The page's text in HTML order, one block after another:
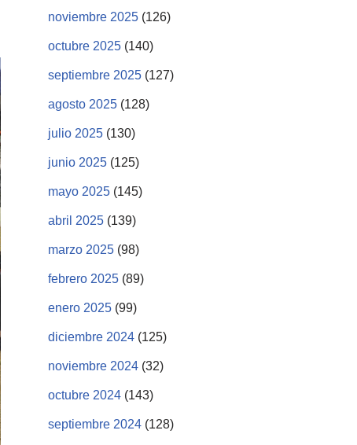
noviembre 2025 (126)
octubre 2025 (140)
septiembre 2025 (127)
agosto 2025 (128)
julio 2025 (130)
junio 2025 (125)
mayo 2025 (145)
abril 2025 (139)
marzo 2025 (98)
febrero 2025 (89)
enero 2025 (99)
diciembre 2024 (125)
noviembre 2024 (32)
octubre 2024 (143)
septiembre 2024 (128)